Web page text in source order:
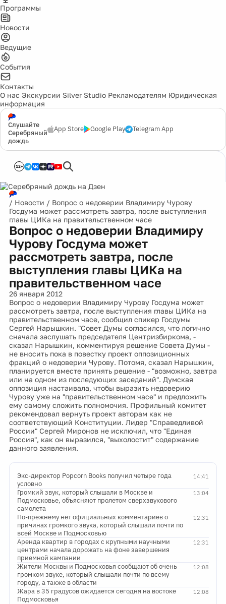
Программы
Новости
Ведущие
События
Контакты
О нас Экскурсии Silver Studio Рекламодателям Юридическая
информация
Слушайте
Серебряный
дождь
App Store Google Play Telegram App
12+
/ Новости / Вопрос о недоверии Владимиру Чурову
Госдума может рассмотреть завтра, после выступления
главы ЦИКа на правительственном часе
Вопрос о недоверии Владимиру
Чурову Госдума может
рассмотреть завтра, после
выступления главы ЦИКа на
правительственном часе
26 января 2012
Вопрос о недоверии Владимиру Чурову Госдума может
рассмотреть завтра, после выступления главы ЦИКа на
правительственном часе, сообщил спикер Госдумы
Сергей Нарышкин. "Совет Думы согласился, что логично
сначала заслушать председателя Центризбиркома, -
сказал Нарышкин, комментируя решение Совета Думы -
не вносить пока в повестку проект оппозиционных
фракций о недоверии Чурову. Потомя, сказал Нарышкин,
планируется вместе принять решение - "возможно, завтра
или на одном из последующих заседаний". Думская
оппозиция настаивала, чтобы выразить недоверию
Чурову уже на "правительственном часе" и предложить
ему самому сложить полномочия. Профильный комитет
рекомендовал вернуть проект авторам как не
соответствующий Конституции. Лидер "Справедливой
России" Сергей Миронов не исключил, что "Единая
Россия", как он выразился, "выхолостит" содержание
данного заявления.
14:41
Экс-директор Popcorn Books получил четыре года
условно
13:04
Громкий звук, который слышали в Москве и
Подмосковье, объясняют пролетом сверхзвукового
самолета
12:31
По-прежнему нет официальных комментариев о
причинах громкого звука, который слышали почти по
всей Москве и Подмосковью
12:31
Аренда квартир в городах с крупными научными
центрами начала дорожать на фоне завершения
приемной кампании
12:08
Жители Москвы и Подмосковья сообщают об очень
громком звуке, который слышали почти по всему
городу, а также в области
12:08
Жара в 35 градусов ожидается сегодня на востоке
Подмосковья